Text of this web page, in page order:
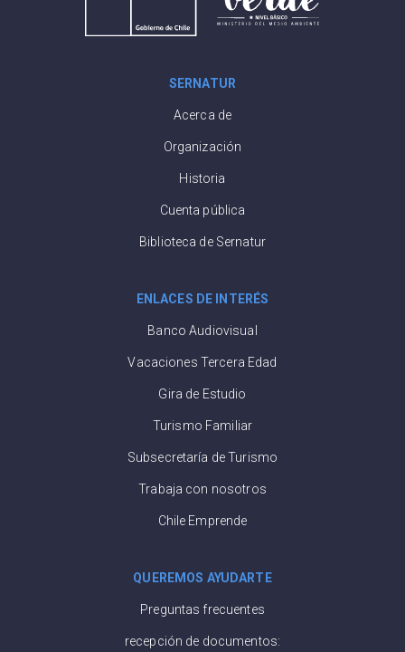
SERNATUR
Acerca de
Organización
Historia
Cuenta pública
Biblioteca de Sernatur
ENLACES DE INTERÉS
Banco Audiovisual
Vacaciones Tercera Edad
Gira de Estudio
Turismo Familiar
Subsecretaría de Turismo
Trabaja con nosotros
Chile Emprende
QUEREMOS AYUDARTE
Preguntas frecuentes
recepción de documentos: